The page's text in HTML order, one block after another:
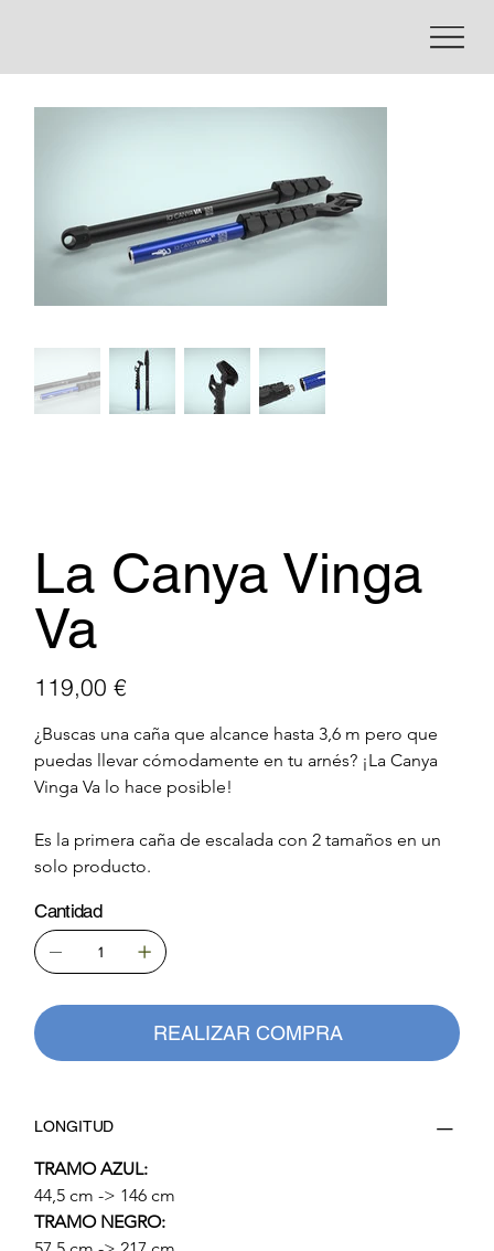
La Canya Vinga
Va
119,00 €
¿Buscas una caña que alcance hasta 3,6 m pero que
puedas llevar cómodamente en tu arnés? ¡La Canya
Vinga Va lo hace posible!
Es la primera caña de escalada con 2 tamaños en un
solo producto.
Cantidad
REALIZAR COMPRA
LONGITUD
TRAMO AZUL:
44,5 cm -> 146 cm
TRAMO NEGRO: